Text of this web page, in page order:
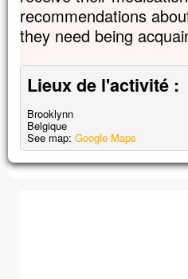
recommendations
they need being
Lieux de l'activité :
Brooklynn
Belgique
See map: Google Maps